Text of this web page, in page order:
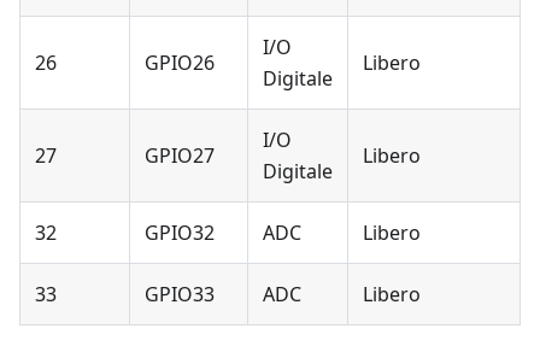
26 GPIO26
I/O
Digitale
Libero
27 GPIO27
I/O
Digitale
Libero
32 GPIO32 ADC Libero
33 GPIO33 ADC Libero